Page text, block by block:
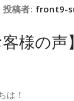
投稿者: front9-
客様の
は！